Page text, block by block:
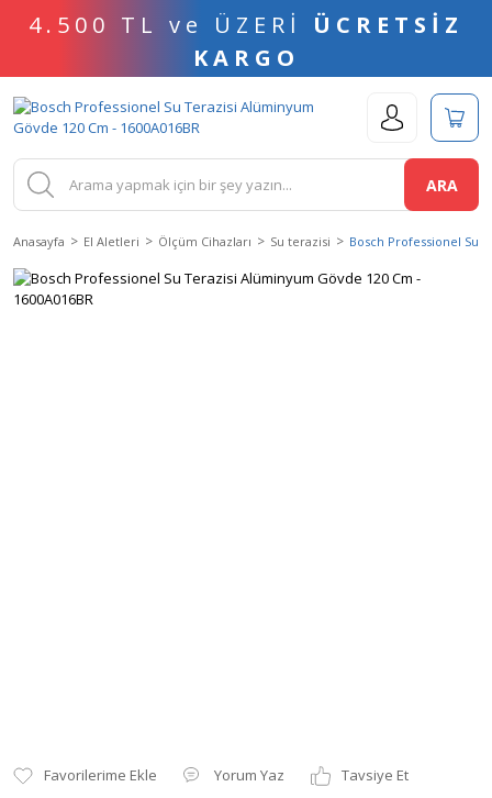
4.500 TL ve ÜZERİ ÜCRETSİZ
KARGO
ARA
Anasayfa El Aletleri Ölçüm Cihazları Su terazisi Bosch Professionel Su
Yorum Yaz
Tavsiye Et